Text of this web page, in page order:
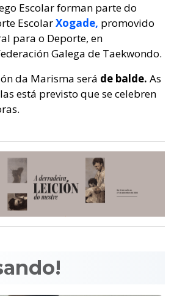
Escolar forman parte do
EscolarXogade, promovido
para o Deporte, en
Galega de Taekwondo.
da Marisma será de balde. As
está previsto que se celebren